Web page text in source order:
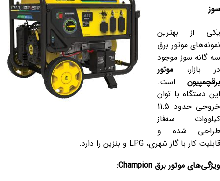
سوز
یکی از بهترین
نمونه‌های موتور برق
سه گانه سوز موجود
در بازار، موتور
برقچمپیون است.
این دستگاه با توان
خروجی حدود 11.5
کیلووات سه‌فاز
طراحی شده و
قابلیت کار با گاز شهری، LPG و بنزین را دارد.
ویژگی‌های موتور برق